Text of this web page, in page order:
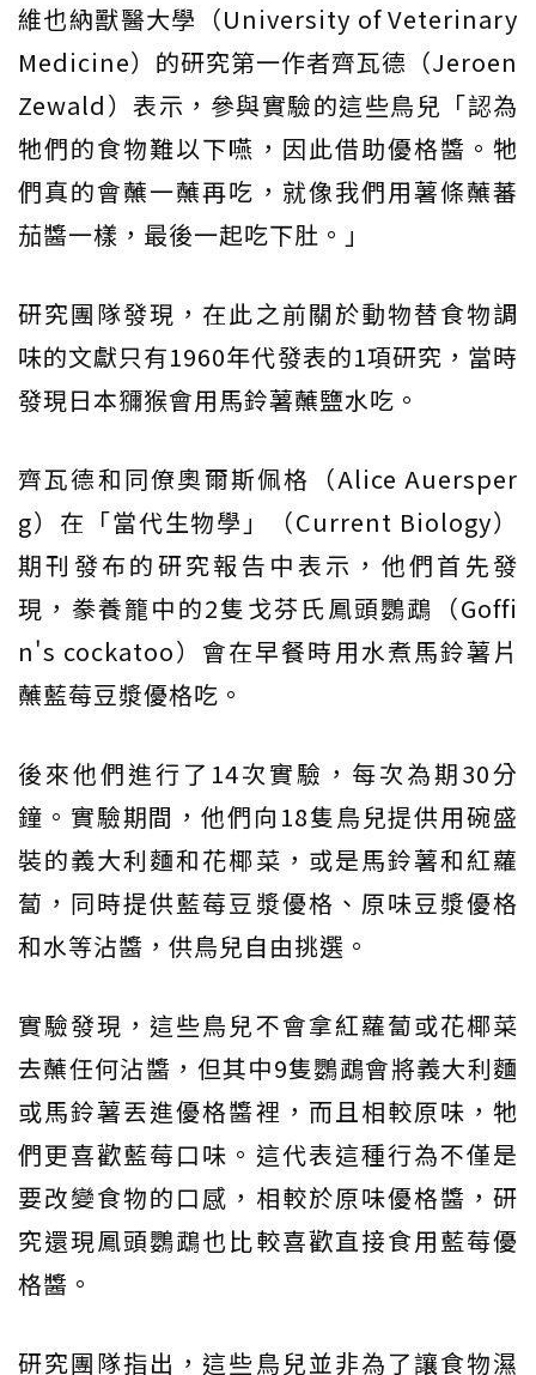
維也納獸醫大學（University of Veterinary
Medicine）的研究第一作者齊瓦德（Jeroen
Zewald）表示，參與實驗的這些鳥兒「認為
牠們的食物難以下嚥，因此借助優格醬。牠
們真的會蘸一蘸再吃，就像我們用薯條蘸蕃
茄醬一樣，最後一起吃下肚。」
研究團隊發現，在此之前關於動物替食物調
味的文獻只有1960年代發表的1項研究，當時
發現日本獼猴會用馬鈴薯蘸鹽水吃。
齊瓦德和同僚奧爾斯佩格（Alice Auersper
g）在「當代生物學」（Current Biology）
期刊發布的研究報告中表示，他們首先發
現，豢養籠中的2隻戈芬氏鳳頭鸚鵡（Goffi
n's cockatoo）會在早餐時用水煮馬鈴薯片
蘸藍莓豆漿優格吃。
後來他們進行了14次實驗，每次為期30分
鐘。實驗期間，他們向18隻鳥兒提供用碗盛
裝的義大利麵和花椰菜，或是馬鈴薯和紅蘿
蔔，同時提供藍莓豆漿優格、原味豆漿優格
和水等沾醬，供鳥兒自由挑選。
實驗發現，這些鳥兒不會拿紅蘿蔔或花椰菜
去蘸任何沾醬，但其中9隻鸚鵡會將義大利麵
或馬鈴薯丟進優格醬裡，而且相較原味，牠
們更喜歡藍莓口味。這代表這種行為不僅是
要改變食物的口感，相較於原味優格醬，研
究還現鳳頭鸚鵡也比較喜歡直接食用藍莓優
格醬。
研究團隊指出，這些鳥兒並非為了讓食物濕